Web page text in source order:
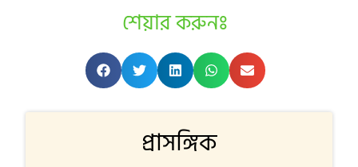
শেয়ার করুনঃ
প্রাসঙ্গিক